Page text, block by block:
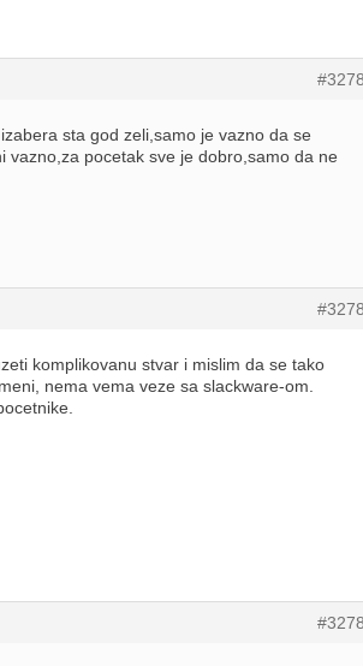
sta god zeli,samo je vazno da se
vazno,za pocetak sve je dobro,samo da ne
komplikovanu stvar i mislim da se tako
nema vema veze sa slackware-om.